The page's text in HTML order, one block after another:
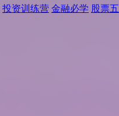
投资训练营 金融必学 股票